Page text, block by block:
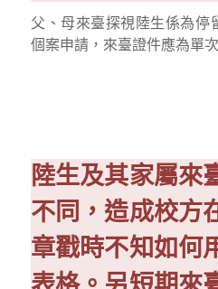
父、母來臺探視陸生係為停
個案申請，來臺證件應為單
陸生及其家屬來
不同，造成校方
章戳時不知如何